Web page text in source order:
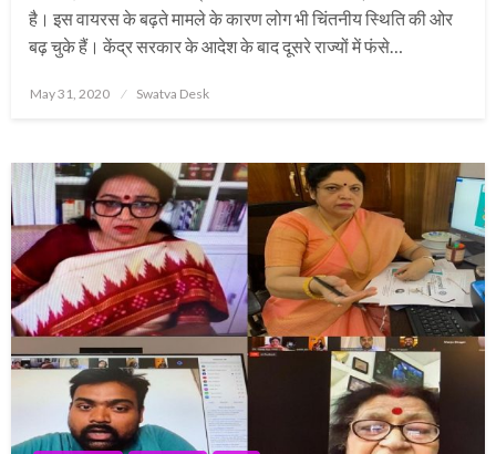
है। इस वायरस के बढ़ते मामले के कारण लोग भी चिंतनीय स्थिति की ओर
बढ़ चुके हैं। केंद्र सरकार के आदेश के बाद दूसरे राज्यों में फंसे…
Posted
May 31, 2020 Swatva Desk